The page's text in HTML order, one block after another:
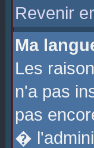
Revenir
Ma
Les
n'a pas
pas
�